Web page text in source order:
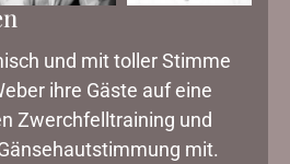
und mit toller Stimme
ihre Gäste auf eine
Zwerchfelltraining und
mit.